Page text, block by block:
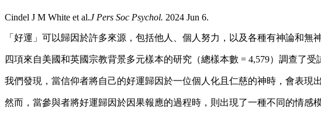
Cindel J M White et al.J Pers Soc Psychol. 2024 Jun 6.
「好運」可以歸因於許多來源，包括他人、個人努力，以及各種有神論和無
四項來自美國和英國宗教背景多元樣本的研究（總樣本數 = 4,579）調查了受
我們發現，當信仰者將自己的好運歸因於一位個人化且仁慈的神時，會表現
然而，當參與者將好運歸因於因果報應的過程時，則出現了一種不同的情感